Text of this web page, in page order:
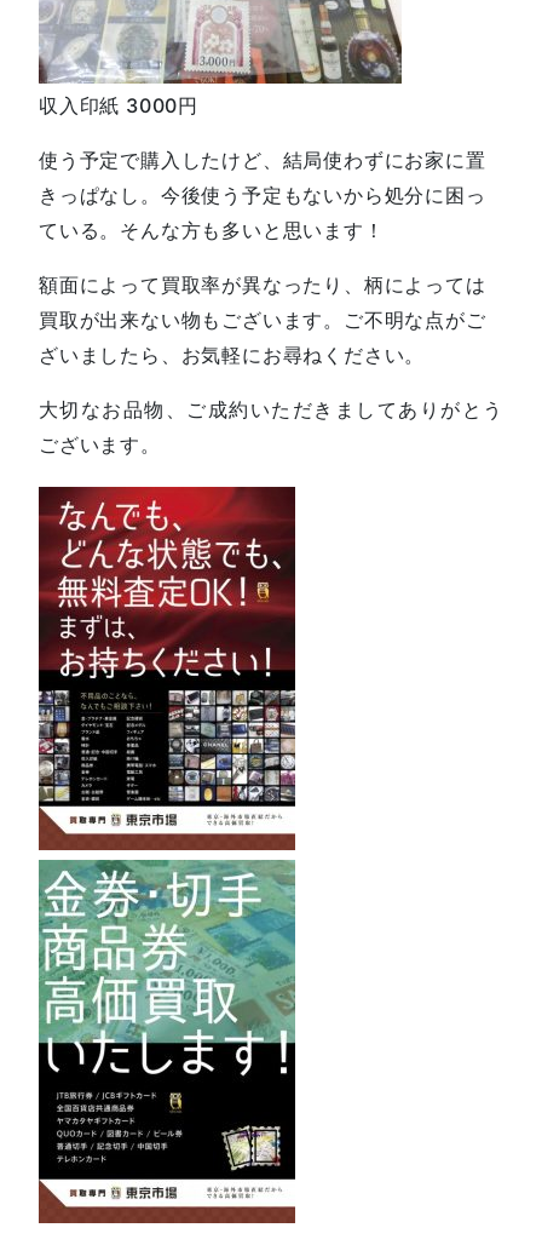
収入印紙 3000円
使う予定で購入したけど、結局使わずにお家に置
きっぱなし。今後使う予定もないから処分に困っ
ている。そんな方も多いと思います！
額面によって買取率が異なったり、柄によっては
買取が出来ない物もございます。ご不明な点がご
ざいましたら、お気軽にお尋ねください。
大切なお品物、ご成約いただきましてありがとう
ございます。